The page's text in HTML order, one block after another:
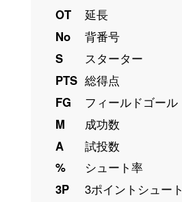
OT
延長
No
背番号
S
スターター
PTS 総得点
FG
フィールドゴール
M
成功数
A
試投数
%
シュート率
3P
3ポイントシュート